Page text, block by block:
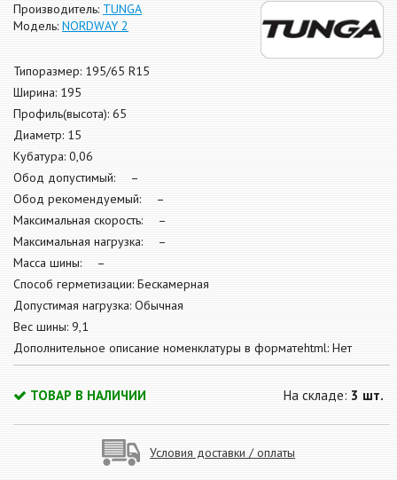
Производитель: TUNGA
Модель: NORDWAY 2
Типоразмер: 195/65 R15
Ширина: 195
Профиль(высота): 65
Диаметр: 15
Кубатура: 0,06
Обод допустимый: –
Обод рекомендуемый: –
Максимальная скорость: –
Максимальная нагрузка: –
Масса шины: –
Способ герметизации: Бескамерная
Допустимая нагрузка: Обычная
Вес шины: 9,1
Дополнительное описание номенклатуры в форматеhtml: Нет
ТОВАР В НАЛИЧИИ На складе: 3 шт.
Условия доставки / оплаты